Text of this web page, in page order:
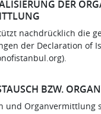
DER
nachdrücklich die
der Declaration of
BZW.
und Organvermittlung